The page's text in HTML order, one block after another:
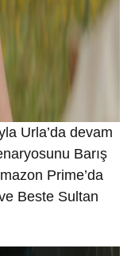
Urla’da devam
Barış
Prime’da
Beste Sultan